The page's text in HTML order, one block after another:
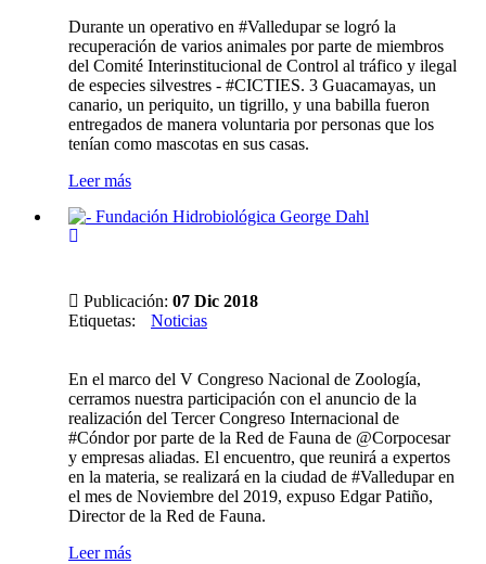
Durante un operativo en #Valledupar se logró la
recuperación de varios animales por parte de miembros
del Comité Interinstitucional de Control al tráfico y ilegal
de especies silvestres - #CICTIES. 3 Guacamayas, un
canario, un periquito, un tigrillo, y una babilla fueron
entregados de manera voluntaria por personas que los
tenían como mascotas en sus casas.
Leer más
Publicación: 07 Dic 2018
Etiquetas: Noticias
En el marco del V Congreso Nacional de Zoología,
cerramos nuestra participación con el anuncio de la
realización del Tercer Congreso Internacional de
#Cóndor por parte de la Red de Fauna de @Corpocesar
y empresas aliadas. El encuentro, que reunirá a expertos
en la materia, se realizará en la ciudad de #Valledupar en
el mes de Noviembre del 2019, expuso Edgar Patiño,
Director de la Red de Fauna.
Leer más